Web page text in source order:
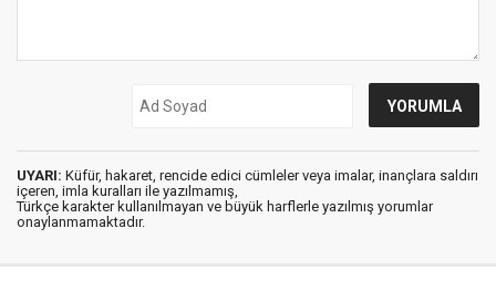
UYARI: Küfür, hakaret, rencide edici cümleler veya imalar, inançlara saldırı
içeren, imla kuralları ile yazılmamış,
Türkçe karakter kullanılmayan ve büyük harflerle yazılmış yorumlar
onaylanmamaktadır.